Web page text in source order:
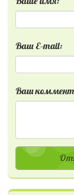
Ваш E-mail:
Ваш